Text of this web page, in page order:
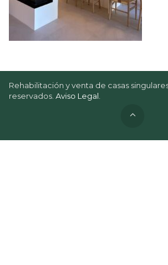
Rehabilitación y venta de casas
reservados. Aviso Legal